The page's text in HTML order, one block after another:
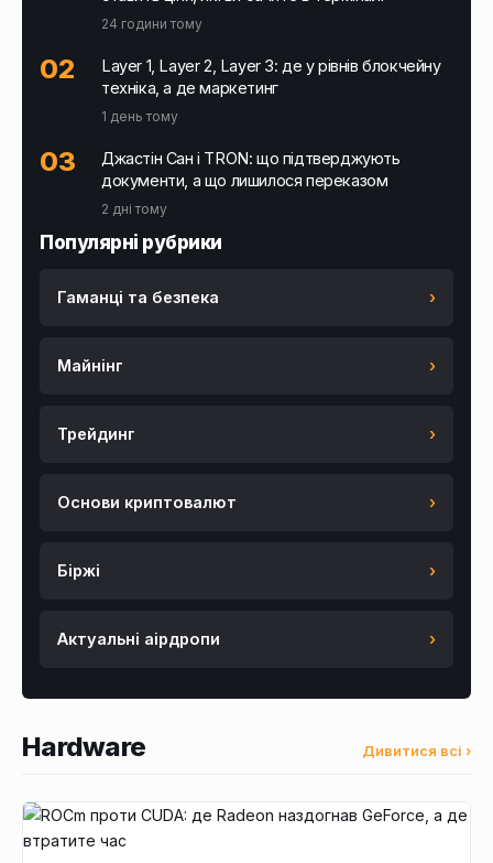
24 години тому
Layer 1, Layer 2, Layer 3: де у рівнів блокчейну
техніка, а де маркетинг
1 день тому
Джастін Сан і TRON: що підтверджують
документи, а що лишилося переказом
2 дні тому
Популярні рубрики
Гаманці та безпека ›
Майнінг ›
Трейдинг ›
Основи криптовалют ›
Біржі ›
Актуальні аірдропи ›
Hardware Дивитися всі ›